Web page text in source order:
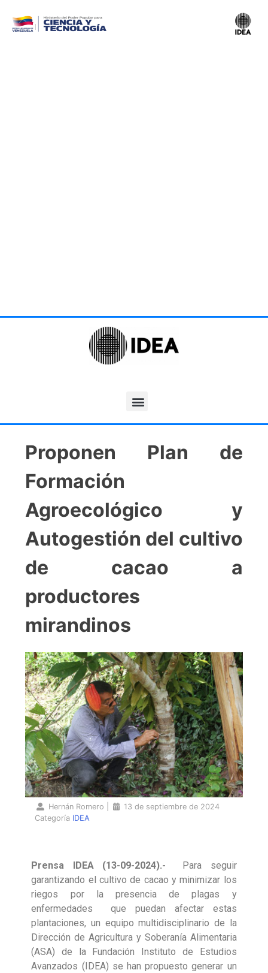
Proponen Plan de
Formación
Agroecológico y
Autogestión del cultivo
de cacao a
productores
mirandinos
Hernán Romero
13 de septiembre de 2024
Categoría IDEA
Prensa IDEA (13-09-2024).- Para seguir
garantizando el cultivo de cacao y minimizar los
riegos por la presencia de plagas y
enfermedades que puedan afectar estas
plantaciones, un equipo multidisciplinario de la
Dirección de Agricultura y Soberanía Alimentaria
(ASA) de la Fundación Instituto de Estudios
Avanzados (IDEA) se han propuesto generar un